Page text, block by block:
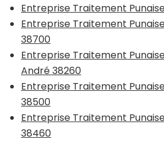
Entreprise Traitement
Entreprise Traitement
38700
Entreprise Traitement
André 38260
Entreprise Traitement
38500
Entreprise Traitement
38460